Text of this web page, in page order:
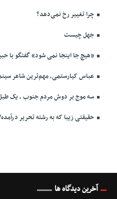
چرا تغییر رخ نمی‌دهد؟
جهل چیست
«هیچ جا اینجا نمی شود» گفتگو با
عباس کیارستمی، مهم‌ترین شاعر
سه موج بر دوش مردم جنوب ، یک
حقیقتی زیبا که به رشته تحریر
آخرین دیدگاه ها